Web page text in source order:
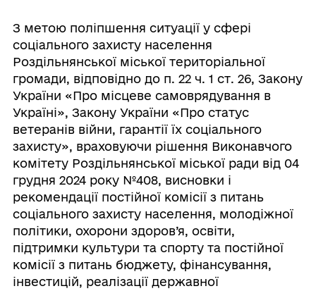
З метою поліпшення ситуації у сфері
соціального захисту населення
Роздільнянської міської територіальної
громади, відповідно до п. 22 ч. 1 ст. 26, Закону
України «Про місцеве самоврядування в
Україні», Закону України «Про статус
ветеранів війни, гарантії їх соціального
захисту», враховуючи рішення Виконавчого
комітету Роздільнянської міської ради від 04
грудня 2024 року №408, висновки і
рекомендації постійної комісії з питань
соціального захисту населення, молодіжної
політики, охорони здоров’я, освіти,
підтримки культури та спорту та постійної
комісії з питань бюджету, фінансування,
інвестицій, реалізації державної